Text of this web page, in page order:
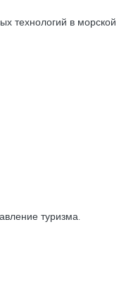
технологий в морской
туризма.